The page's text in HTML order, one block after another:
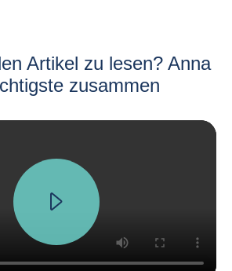
Artikel zu lesen? Anna
zusammen